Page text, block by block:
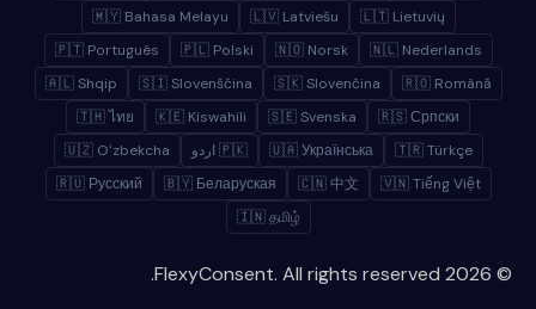
🇱🇹 Lietuvių
🇱🇻 Latviešu
🇲🇾 Bahasa Melayu
🇳🇱 Nederlands
🇳🇴 Norsk
🇵🇱 Polski
🇵🇹 Português
🇷🇴 Română
🇸🇰 Slovenčina
🇸🇮 Slovenščina
🇦🇱 Shqip
🇷🇸 Српски
🇸🇪 Svenska
🇰🇪 Kiswahili
🇹🇭 ไทย
🇹🇷 Türkçe
🇺🇦 Українська 🇵🇰 اردو
🇺🇿 Oʻzbekcha
🇻🇳 Tiếng Việt
🇨🇳 中文
🇧🇾 Беларуская
🇷🇺 Русский
🇮🇳 தமிழ்
© 2026 FlexyConsent. All rights reserved.